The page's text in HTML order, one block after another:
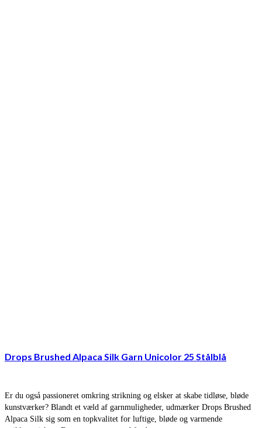
Drops Brushed Alpaca Silk Garn Unicolor 25 Stålblå
Er du også passioneret omkring strikning og elsker at skabe tidløse, bløde
kunstværker? Blandt et væld af garnmuligheder, udmærker Drops Brushed
Alpaca Silk sig som en topkvalitet for luftige, bløde og varmende